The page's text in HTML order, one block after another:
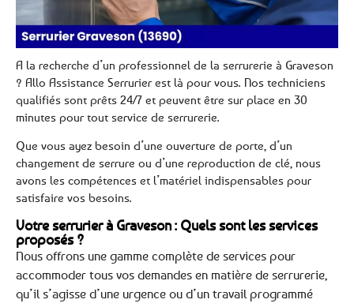
A la recherche d’un professionnel de la serrurerie à Graveson
? Allo Assistance Serrurier est là pour vous. Nos techniciens
qualifiés sont prêts 24/7 et peuvent être sur place en 30
minutes pour tout service de serrurerie.
Que vous ayez besoin d’une ouverture de porte, d’un
changement de serrure ou d’une reproduction de clé, nous
avons les compétences et l’matériel indispensables pour
satisfaire vos besoins.
Votre serrurier à Graveson : Quels sont les services
proposés ?
Nous offrons une gamme complète de services pour
accommoder tous vos demandes en matière de serrurerie,
qu’il s’agisse d’une urgence ou d’un travail programmé